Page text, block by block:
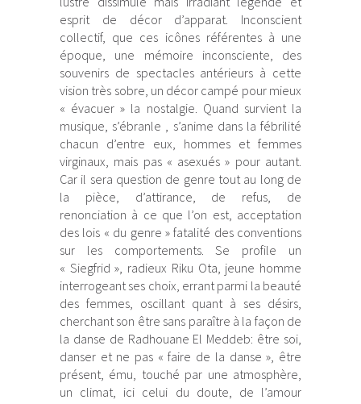
esprit de décor d’apparat. Inconscient
collectif, que ces icônes référentes à une
époque, une mémoire inconsciente, des
souvenirs de spectacles antérieurs à cette
vision très sobre, un décor campé pour mieux
« évacuer » la nostalgie. Quand survient la
musique, s’ébranle , s’anime dans la fébrilité
chacun d’entre eux, hommes et femmes
virginaux, mais pas « asexués » pour autant.
Car il sera question de genre tout au long de
la pièce, d’attirance, de refus, de
renonciation à ce que l’on est, acceptation
des lois « du genre » fatalité des conventions
sur les comportements. Se profile un
« Siegfrid », radieux Riku Ota, jeune homme
interrogeant ses choix, errant parmi la beauté
des femmes, oscillant quant à ses désirs,
cherchant son être sans paraître à la façon de
la danse de Radhouane El Meddeb: être soi,
danser et ne pas « faire de la danse », être
présent, ému, touché par une atmosphère,
un climat, ici celui du doute, de l’amour